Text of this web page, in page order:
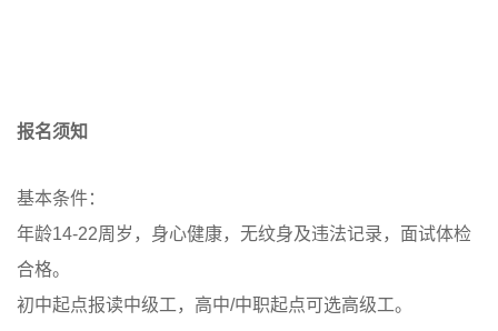
报名须知
基本条件：
年龄14-22周岁，身心健康，无纹身及违法记录，面试体检
合格。
初中起点报读中级工，高中/中职起点可选高级工。